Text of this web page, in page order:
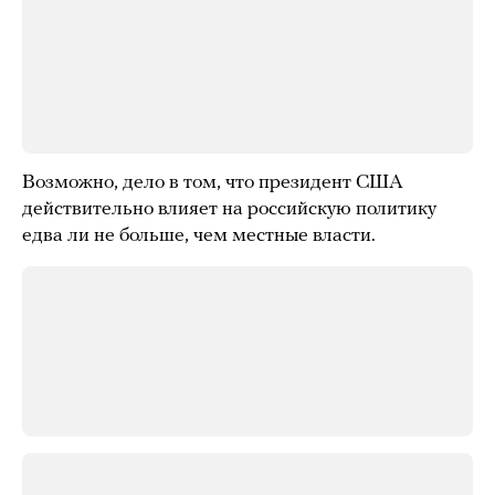
Возможно, дело в том, что президент США
действительно влияет на российскую политику
едва ли не больше, чем местные власти.